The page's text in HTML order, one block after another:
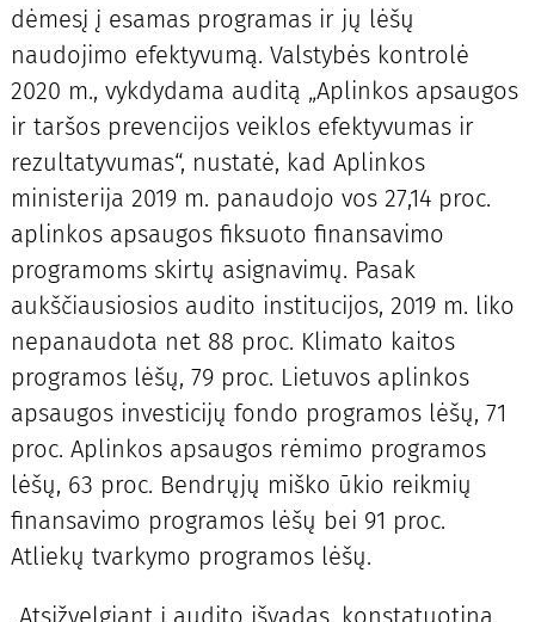
dėmesį į esamas programas ir jų lėšų
naudojimo efektyvumą. Valstybės kontrolė
2020 m., vykdydama auditą „Aplinkos apsaugos
ir taršos prevencijos veiklos efektyvumas ir
rezultatyvumas“, nustatė, kad Aplinkos
ministerija 2019 m. panaudojo vos 27,14 proc.
aplinkos apsaugos fiksuoto finansavimo
programoms skirtų asignavimų. Pasak
aukščiausiosios audito institucijos, 2019 m. liko
nepanaudota net 88 proc. Klimato kaitos
programos lėšų, 79 proc. Lietuvos aplinkos
apsaugos investicijų fondo programos lėšų, 71
proc. Aplinkos apsaugos rėmimo programos
lėšų, 63 proc. Bendrųjų miško ūkio reikmių
finansavimo programos lėšų bei 91 proc.
Atliekų tvarkymo programos lėšų.